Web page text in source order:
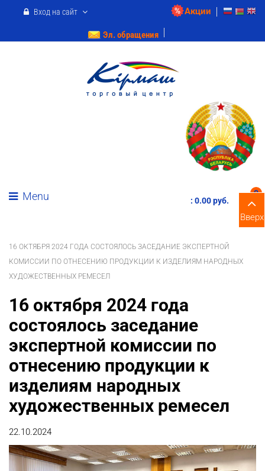
Акции
Вход на сайт
Эл. обращения
Menu
0
: 0.00 pуб.
16 ОКТЯБРЯ 2024 ГОДА СОСТОЯЛОСЬ ЗАСЕДАНИЕ ЭКСПЕРТНОЙ
КОМИССИИ ПО ОТНЕСЕНИЮ ПРОДУКЦИИ К ИЗДЕЛИЯМ НАРОДНЫХ
ХУДОЖЕСТВЕННЫХ РЕМЕСЕЛ
16 октября 2024 года
состоялось заседание
экспертной комиссии по
отнесению продукции к
изделиям народных
художественных ремесел
22.10.2024
Вверх